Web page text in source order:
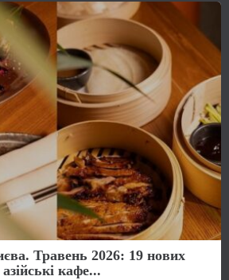
Травень 2026: 19 нових
кафе...